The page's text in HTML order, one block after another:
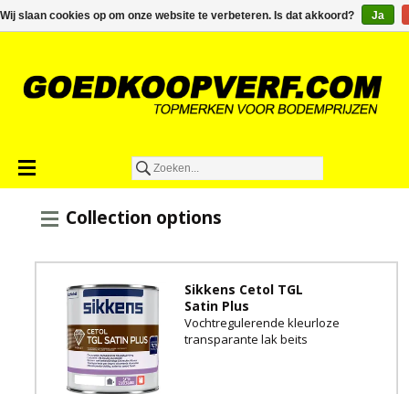
€0,00
Collection options
Sikkens Cetol TGL
Satin Plus
Vochtregulerende kleurloze
transparante lak beits
Wij slaan cookies op om onze website te verbeteren. Is dat akkoord? Ja